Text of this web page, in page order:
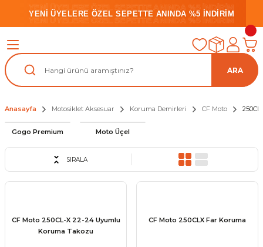
YENİ ÜYELERE ÖZEL SEPETTE ANINDA %5 İNDİRİM
YENİ ÜYELERE ÖZEL SEPETTE ANINDA %5 İNDİRİM
YENİ ÜYELERE ÖZEL SEPETTE ANINDA %5 İNDİRİM
ARA
Anasayfa Motosiklet Aksesuar Koruma Demirleri CF Moto
Gogo Premium Moto Üçel
SIRALA
CF Moto 250CL-X 22-24 Uyumlu
Koruma Takozu
CF Moto 250CLX Far Koruma